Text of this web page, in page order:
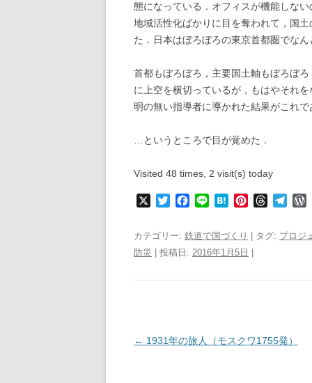
態になっている．オフィスが機能しな
地域活性化ばかりに目を奪われて，国
た．日本はぼろぼろの東京首都圏でな
首都もぼろぼろ，主要国土軸もぼろぼ
に上空を横切っているが，もはやそれ
明の無い指導者に導かれた結果がこれで
…というところで目が覚めた．
Visited 48 times, 2 visit(s) today
t
e
b
e
H
e
n
e
e
e
d
カテゴリー: 鉄道で国づくり | タグ: プロジ
防災
| 投稿日: 2016年1月5日
投
← 1931年の旅人（モスクワ1755発）